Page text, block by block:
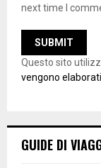
next time I
Questo sito
vengono
GUIDE DI